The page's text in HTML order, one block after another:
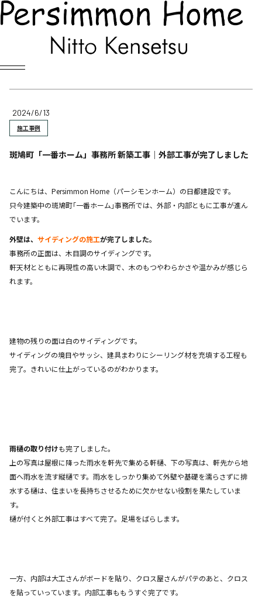
Blogスタッフブログ
2024/6/13
施工事例
斑鳩町「一番ホーム」事務所 新築工事｜外部工事が完了しました
こんにちは、Persimmon Home（パーシモンホーム）の日都建設です。
只今建築中の斑鳩町｢一番ホーム｣事務所では、外部・内部ともに工事が進ん
でいます。
外壁は、 サイディングの施工が完了しました。
事務所の正面は、木目調のサイディングです。
軒天材とともに再現性の高い木調で、木のもつやわらかさや温かみが感じら
れます。
建物の残りの面は白のサイディングです。
サイディングの境目やサッシ、建具まわりにシーリング材を充填する工程も
完了。きれいに仕上がっているのがわかります。
雨樋の取り付けも完了しました。
上の写真は屋根に降った雨水を軒先で集める軒樋、下の写真は、軒先から地
面へ雨水を流す縦樋です。雨水をしっかり集めて外壁や基礎を濡らさずに排
水する樋は、住まいを長持ちさせるために欠かせない役割を果たしていま
す。
樋が付くと外部工事はすべて完了。足場をばらします。
一方、内部は大工さんがボードを貼り、クロス屋さんがパテのあと、クロス
を貼っていっています。内部工事ももうすぐ完了です。